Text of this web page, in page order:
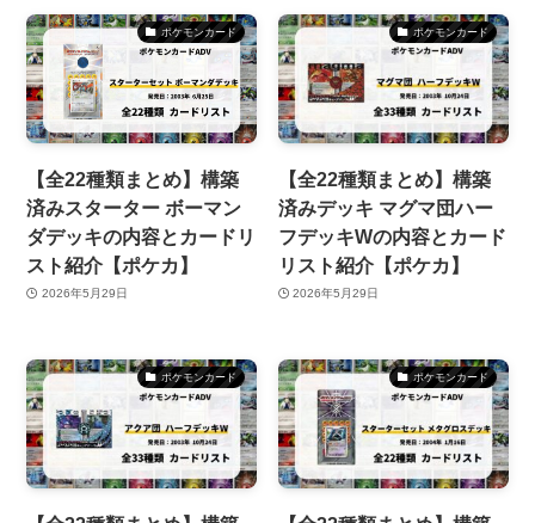
ポケモンカード
【全22種類まとめ】構築
済みスターター ボーマン
ダデッキの内容とカードリ
スト紹介【ポケカ】
2026年5月29日
ポケモンカード
【全22種類まとめ】構築
済みデッキ マグマ団ハー
フデッキWの内容とカード
リスト紹介【ポケカ】
2026年5月29日
ポケモンカード ポケモンカード